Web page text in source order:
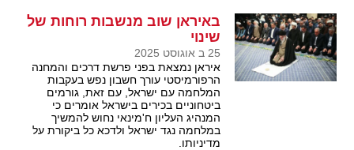
באיראן שוב מנשבות רוחות של
שינוי
25 ב אוגוסט 2025
איראן נמצאת בפני פרשת דרכים והמחנה
הרפורמיסטי עורך חשבון נפש בעקבות
המלחמה עם ישראל, עם זאת, גורמים
ביטחוניים בכירים בישראל אומרים כי
המנהיג העליון ח'מינאי נחוש להמשיך
במלחמה נגד ישראל ולדכא כל ביקורת על
מדיניותו.